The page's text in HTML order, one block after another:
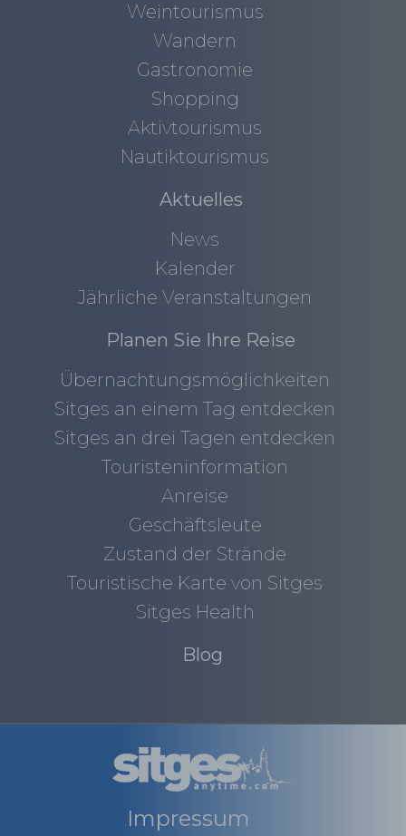
Weintourismus
Wandern
Gastronomie
Shopping
Aktivtourismus
Nautiktourismus
Aktuelles
News
Kalender
Jährliche Veranstaltungen
Planen Sie Ihre Reise
Übernachtungsmöglichkeiten
Sitges an einem Tag entdecken
Sitges an drei Tagen entdecken
Touristeninformation
Anreise
Geschäftsleute
Zustand der Strände
Touristische Karte von Sitges
Sitges Health
Blog
Impressum